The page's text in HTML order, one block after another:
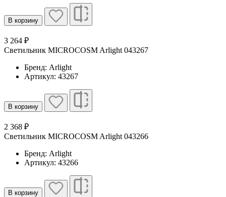
В корзину
3 264 ₽
Светильник MICROCOSM Arlight 043267
Бренд: Arlight
Артикул: 43267
В корзину
2 368 ₽
Светильник MICROCOSM Arlight 043266
Бренд: Arlight
Артикул: 43266
В корзину